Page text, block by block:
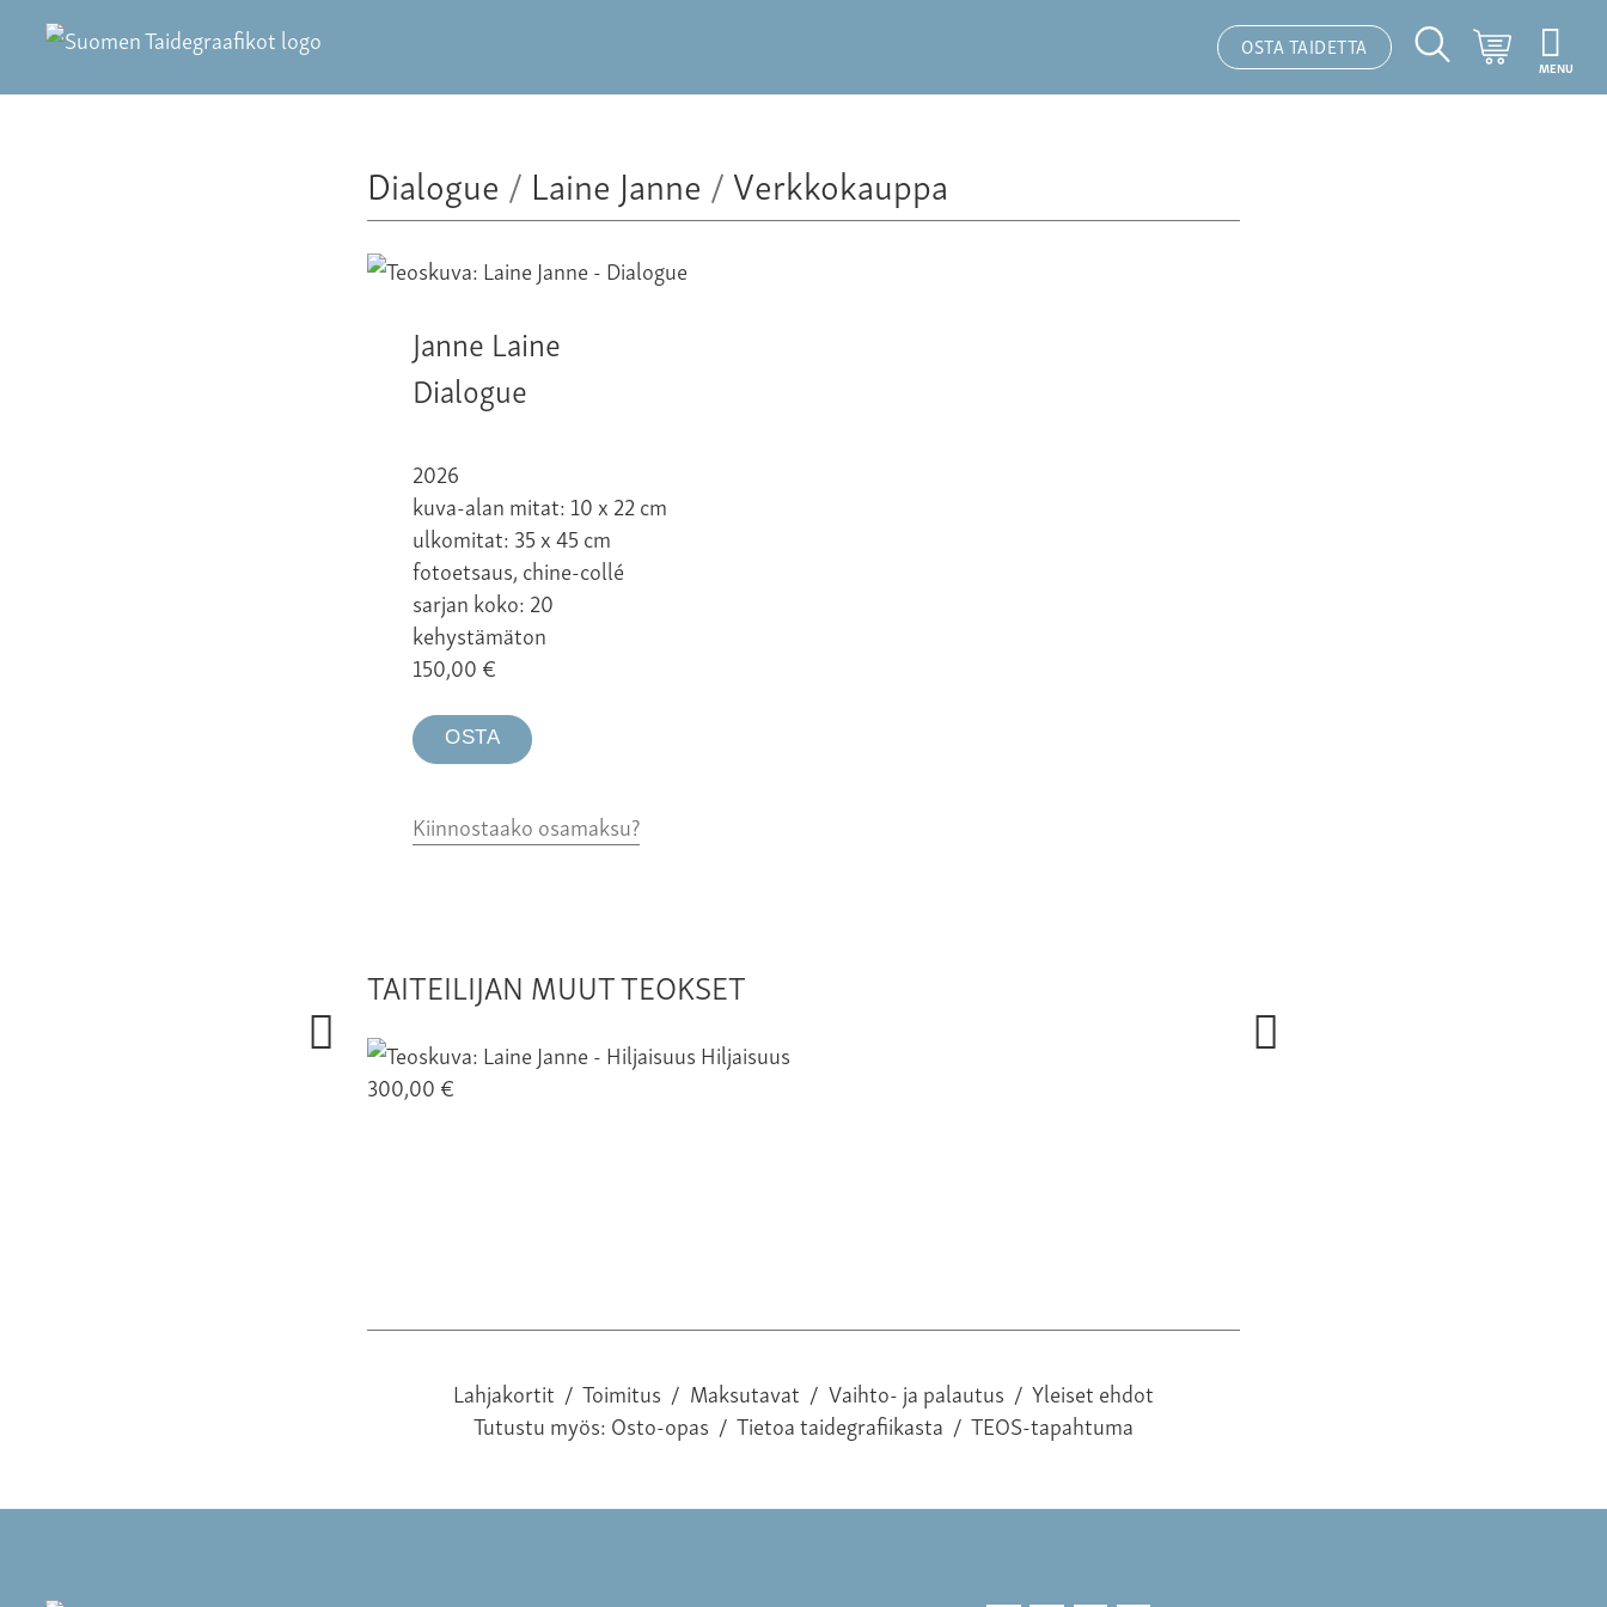
OSTA TAIDETTA
Hakutoiminto
Ostoskori
MENU
Dialogue / Laine Janne /Verkkokauppa
Janne Laine
Dialogue
2026
kuva-alan mitat: 10 x 22 cm
ulkomitat: 35 x 45 cm
fotoetsaus, chine-collé
sarjan koko: 20
kehystämäton
150,00€
OSTA
Kiinnostaako osamaksu?
TAITEILIJAN MUUT TEOKSET
Hiljaisuus
300,00 €
Lahjakortit / Toimitus / Maksutavat / Vaihto- ja palautus / Yleiset ehdot
Tutustu myös:Osto-opas / Tietoa taidegrafiikasta / TEOS-tapahtuma